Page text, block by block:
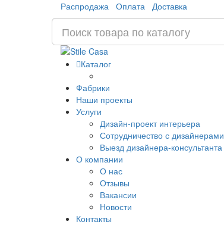
Распродажа Оплата Доставка
Каталог
Фабрики
Наши проекты
Услуги
Дизайн-проект интерьера
Сотрудничество с дизайнерами
Выезд дизайнера-консультанта
О компании
О нас
Отзывы
Вакансии
Новости
Контакты